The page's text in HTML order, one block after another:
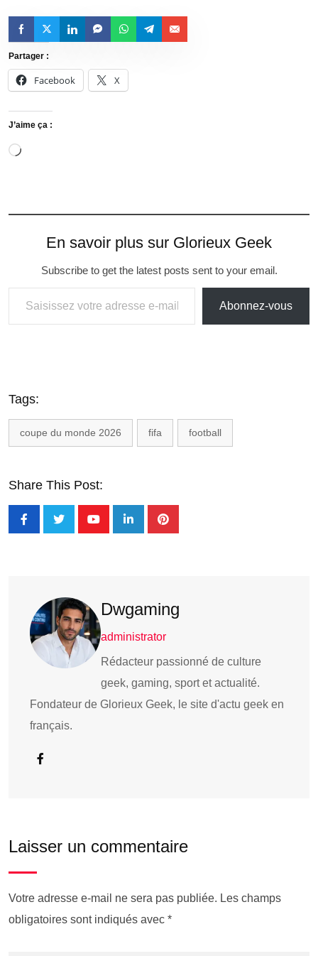
Partager :
Facebook X
J’aime ça :
En savoir plus sur Glorieux Geek
Subscribe to get the latest posts sent to your email.
Abonnez-vous
Tags:
coupe du monde 2026 fifa football
Share This Post:
Dwgaming
administrator
Rédacteur passionné de culture
geek, gaming, sport et actualité.
Fondateur de Glorieux Geek, le site d'actu geek en
français.
Laisser un commentaire
Votre adresse e-mail ne sera pas publiée. Les champs
obligatoires sont indiqués avec *